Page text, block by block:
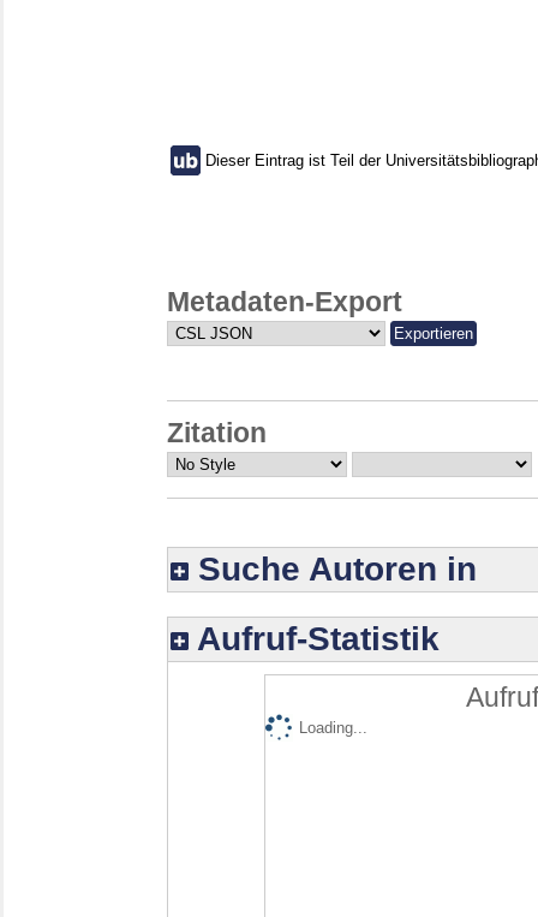
Dieser Eintrag ist Teil der
Metadaten-Export
Zitation
Suche Autoren in
Aufruf-Statistik
Loading...